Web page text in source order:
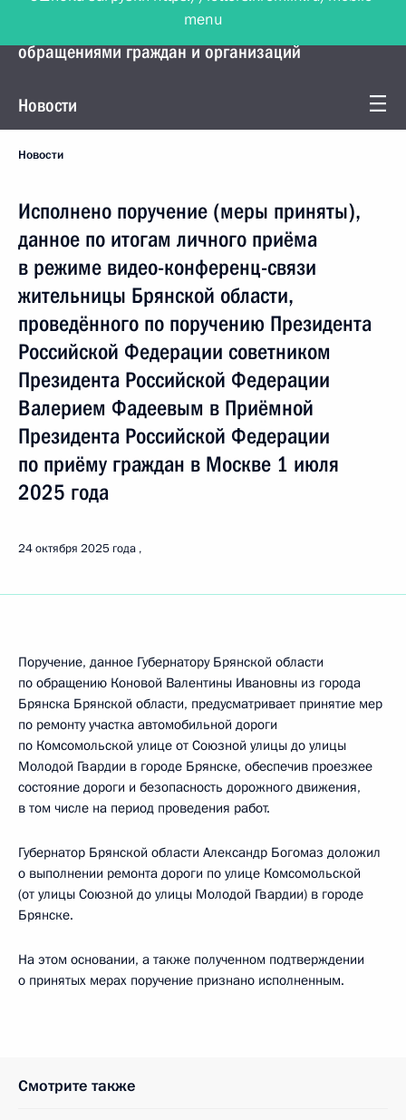
Управление Президента по работе с
обращениями граждан и организаций
Новости
Новости
Исполнено поручение (меры приняты),
данное по итогам личного приёма
в режиме видео-конференц-связи
жительницы Брянской области,
проведённого по поручению Президента
Российской Федерации советником
Президента Российской Федерации
Валерием Фадеевым в Приёмной
Президента Российской Федерации
по приёму граждан в Москве 1 июля
2025 года
24 октября 2025 года
Поручение, данное Губернатору Брянской области
по обращению Коновой Валентины Ивановны из города
Брянска Брянской области, предусматривает принятие мер
по ремонту участка автомобильной дороги
по Комсомольской улице от Союзной улицы до улицы
Молодой Гвардии в городе Брянске, обеспечив проезжее
состояние дороги и безопасность дорожного движения,
в том числе на период проведения работ.
Губернатор Брянской области Александр Богомаз доложил
о выполнении ремонта дороги по улице Комсомольской
(от улицы Союзной до улицы Молодой Гвардии) в городе
Брянске.
На этом основании, а также полученном подтверждении
о принятых мерах поручение признано исполненным.
Смотрите также
menu